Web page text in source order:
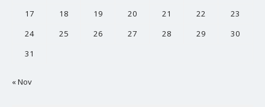
17
18 19 20 21 22
23
24
25 26 27 28 29
30
31
« Nov